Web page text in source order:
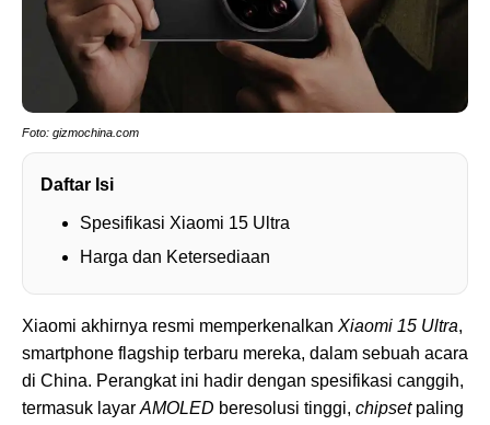
Foto: gizmochina.com
Daftar Isi
Spesifikasi Xiaomi 15 Ultra
Harga dan Ketersediaan
Xiaomi akhirnya resmi memperkenalkan Xiaomi 15 Ultra,
smartphone flagship terbaru mereka, dalam sebuah acara
di China. Perangkat ini hadir dengan spesifikasi canggih,
termasuk layarAMOLED beresolusi tinggi, chipsetpaling